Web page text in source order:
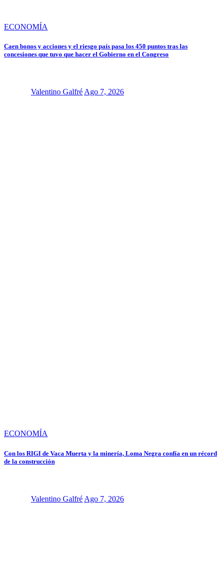
ECONOMÍA
Caen bonos y acciones y el riesgo país pasa los 450 puntos tras las
concesiones que tuvo que hacer el Gobierno en el Congreso
Valentino GalfréAgo 7, 2026
ECONOMÍA
Con los RIGI de Vaca Muerta y la minería, Loma Negra confía en un récord
de la construcción
Valentino Galfré Ago 7, 2026